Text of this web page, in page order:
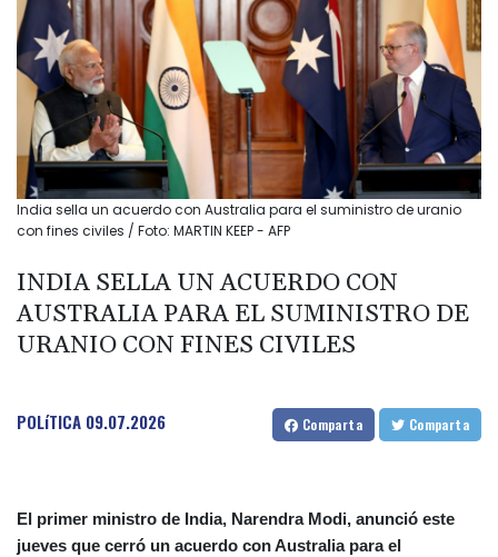
India sella un acuerdo con Australia para el suministro de uranio
con fines civiles / Foto: MARTIN KEEP - AFP
INDIA SELLA UN ACUERDO CON
AUSTRALIA PARA EL SUMINISTRO DE
URANIO CON FINES CIVILES
POLíTICA 09.07.2026 Comparta Comparta
El primer ministro de India, Narendra Modi, anunció este
jueves que cerró un acuerdo con Australia para el